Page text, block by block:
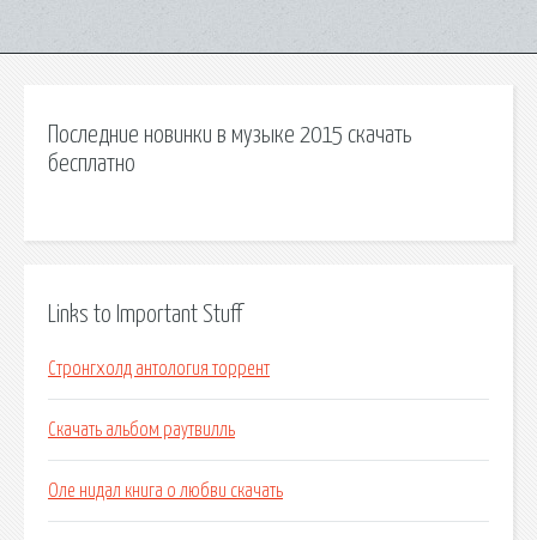
Последние новинки в музыке 2015 скачать
бесплатно
Links to Important Stuff
Стронгхолд антология торрент
Скачать альбом раутвилль
Оле нидал книга о любви скачать